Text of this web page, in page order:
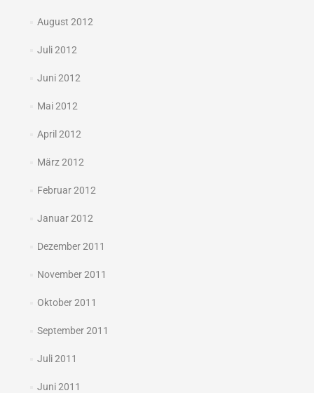
August 2012
Juli 2012
Juni 2012
Mai 2012
April 2012
März 2012
Februar 2012
Januar 2012
Dezember 2011
November 2011
Oktober 2011
September 2011
Juli 2011
Juni 2011